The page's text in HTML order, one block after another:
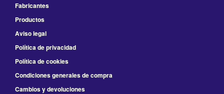
Fabricantes
Productos
Aviso legal
Política de privacidad
Política de cookies
Condiciones generales de compra
Cambios y devoluciones